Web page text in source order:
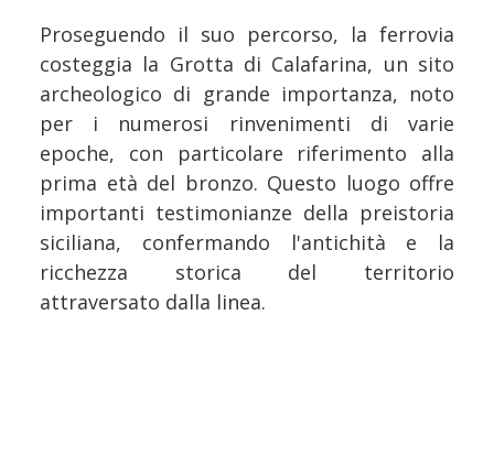
Proseguendo il suo percorso, la ferrovia
costeggia la Grotta di Calafarina, un sito
archeologico di grande importanza, noto
per i numerosi rinvenimenti di varie
epoche, con particolare riferimento alla
prima età del bronzo. Questo luogo offre
importanti testimonianze della preistoria
siciliana, confermando l'antichità e la
ricchezza storica del territorio
attraversato dalla linea.